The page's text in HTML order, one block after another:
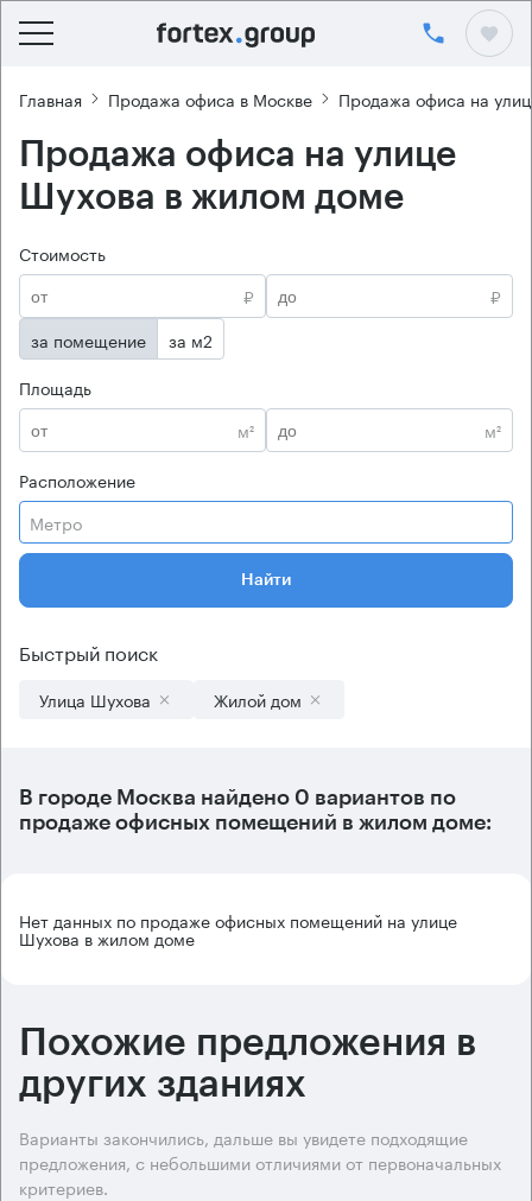
Главная Продажа офиса в Москве Продажа офиса на
Продажа офиса на улице
Шухова в жилом доме
Стоимость
₽
₽
за помещение
за м2
Площадь
м²
м²
Расположение
Метро
Найти
Быстрый поиск
Улица Шухова Жилой дом
В городе Москва найдено 0 вариантов по
продаже офисных помещений в жилом доме:
Нет данных по продаже офисных помещений на улице
Шухова в жилом доме
Похожие предложения в
других зданиях
Варианты закончились, дальше вы увидете подходящие
предложения, с небольшими отличиями от первоначальных
критериев.